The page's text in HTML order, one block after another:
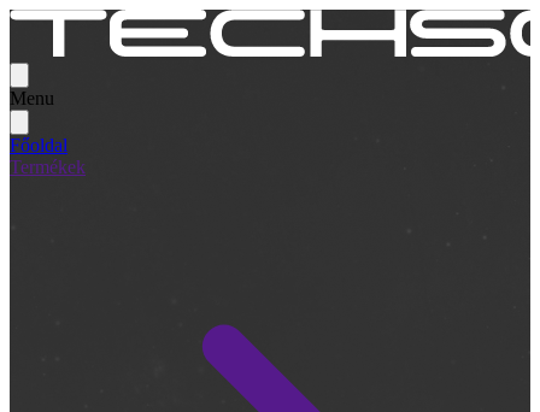
Menu
Főoldal
Termékek